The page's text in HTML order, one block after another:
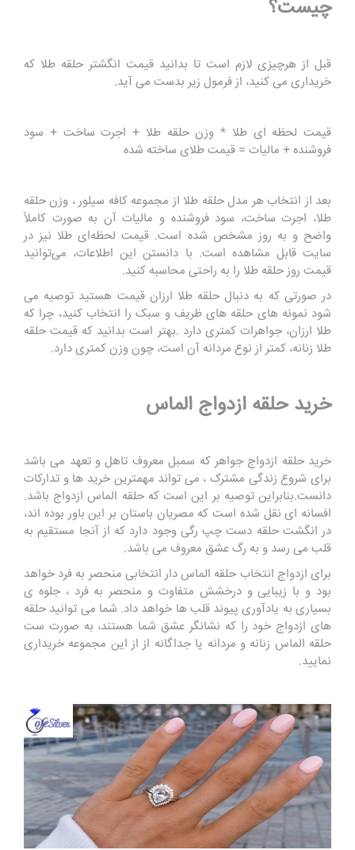
چیست؟
قبل از هرچیزی لازم است تا بدانید قیمت انگشتر حلقه طلا که
خریداری می‌ کنید، از فرمول زیر بدست می ‌آید.
قیمت لحظه ای طلا * وزن حلقه طلا + اجرت ساخت + سود
فروشنده + مالیات = قیمت طلای ساخته شده
بعد از انتخاب هر مدل حلقه طلا از مجموعه کافه سیلور ، وزن حلقه
طلا، اجرت ساخت، سود فروشنده و مالیات آن به صورت کاملاً
واضح و به ‌روز مشخص شده است. قیمت لحظه‌ای طلا نیز در
سایت قابل مشاهده است. با دانستن این اطلاعات، می‌توانید
قیمت روز حلقه طلا را به راحتی محاسبه کنید.
در صورتی که به دنبال حلقه طلا ارزان قیمت هستید توصیه می
شود نمونه های حلقه‌ های ظریف و سبک را انتخاب کنید، چرا که
طلا ارزان، جواهرات کمتری دارد .بهتر است بدانید که قیمت حلقه
طلا زنانه، کمتر از نوع مردانه آن است، چون وزن کمتری دارد.
خرید حلقه ازدواج الماس
خرید حلقه ازدواج جواهر که سمبل معروف تاهل و تعهد می باشد
برای شروع زندگی مشترک ، می تواند مهمترین خرید ها و تدارکات
دانست.بنابراین توصیه بر این است که حلقه الماس ازدواج باشد.
افسانه ای نقل شده است که مصریان باستان بر این باور بوده اند،
در انگشت حلقه دست چپ رگی وجود دارد که از آنجا مستقیم به
قلب می رسد و به رگ عشق معروف می باشد.
برای ازدواج انتخاب حلقه الماس دار انتخابی منحصر به فرد خواهد
بود و با زیبایی و درخشش متفاوت و منحصر به فرد ، جلوه ی
بسیاری به یادآوری پیوند قلب ها خواهد داد. شما می توانید حلقه
های ازدواج خود را که نشانگر عشق شما هستند، به صورت ست
حلقه الماس زنانه و مردانه یا جداگانه از از این مجموعه خریداری
نمایید.